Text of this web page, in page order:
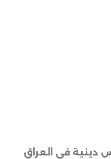
دينية في العراق